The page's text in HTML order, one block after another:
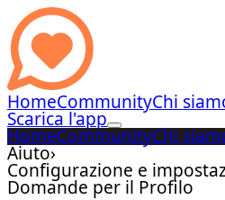
HomeCommunityChi
Scarica l'app
HomeCommunityChi
Aiuto›
Configurazione e
Domande per il Profilo